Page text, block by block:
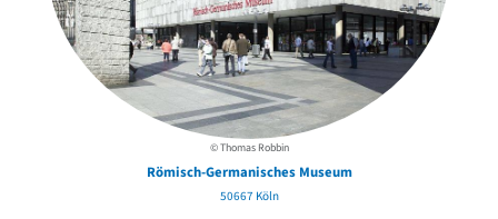
© Thomas Robbin
Römisch-Germanisches Museum
50667 Köln